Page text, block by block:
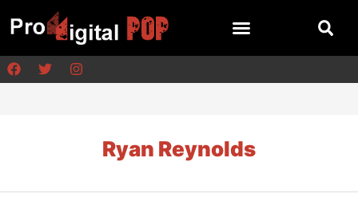
Ryan Reynolds